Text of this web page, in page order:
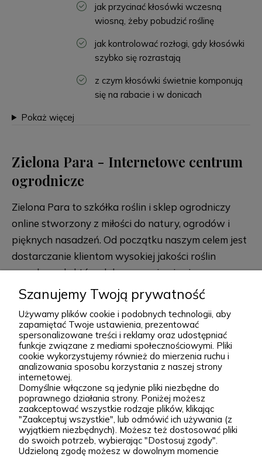
jak przycinać kłosówki wczesną
wiosną, żeby pobudzić roślinę
jak kontrolować rozłogi, gdy kłosówki
szybko się rozrastają
z czym kłosówki świetnie komponują
się na rabacie i w donicach
Pokaż więcej
Zielona Para - Internetowe centrum
ogrodnicze
Zielona Para to szkółka roślin i sklep ogrodniczy
online stworzony z miłości do natury, ogrodów i
pięknych nasadzeń. Od początku naszym celem jest
dostarczanie klientom wysokiej jakości roślin
ogrodowych, które dobrze przyjmują się po
posadzeniu i przez lata zdobią przydomowe
rabaty, skalniaki, ogrody naturalistyczne oraz
większe kompozycje krajobrazowe. Za Zieloną Parą
stoją Wiktor i Klaudia, którzy z dużą starannością
dobierają każdą odmianę dostępną w naszej
ofercie. W sprzedaży znajdziesz zarówno
sprawdzone, klasyczne gatunki, jak i ciekawsze,
bardziej unikatowe krzewy ozdobne, drzewa, byliny
oraz sadzonki do ogrodu. Każda roślina jest przez
nas pielęgnowana, nawożona, przycinana i
przygotowywana tak, aby mogła trafić do Twojego
rozwiń więcej
Podgórna 9, 97-565 Brudzice
+48 793 037 145
kontakt@zielonapara.pl
Kategorie
Informacje
Szanujemy Twoją prywatność
Używamy plików cookie i podobnych technologii, aby
zapamiętać Twoje ustawienia, prezentować
spersonalizowane treści i reklamy oraz udostępniać
funkcje związane z mediami społecznościowymi. Pliki
cookie wykorzystujemy również do mierzenia ruchu i
analizowania sposobu korzystania z naszej strony
internetowej.
Domyślnie włączone są jedynie pliki niezbędne do
poprawnego działania strony. Poniżej możesz
zaakceptować wszystkie rodzaje plików, klikając
"Zaakceptuj wszystkie", lub odmówić ich używania (z
wyjątkiem niezbędnych). Możesz też dostosować pliki
do swoich potrzeb, wybierając "Dostosuj zgody".
Udzieloną zgodę możesz w dowolnym momencie